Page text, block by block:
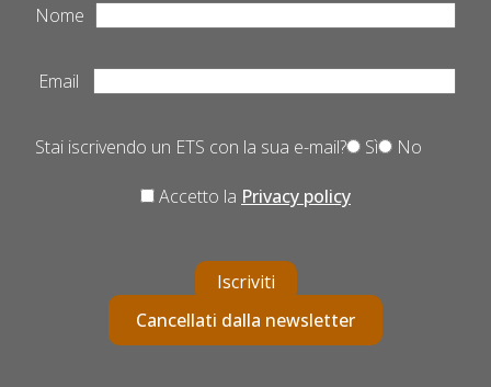
Nome
Email
Stai iscrivendo un ETS con la sua e-mail? Sì No
Accetto la Privacy policy
Iscriviti
Cancellati dalla newsletter